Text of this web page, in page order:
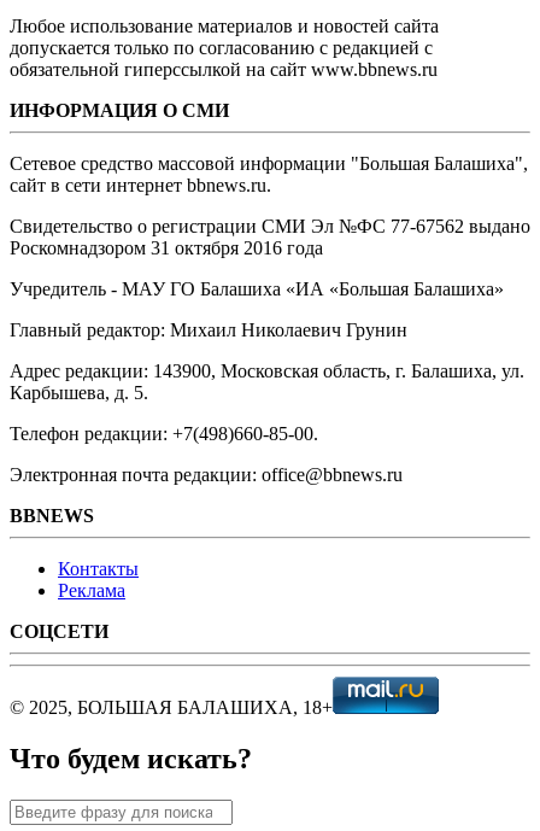
Любое использование материалов и новостей сайта
допускается только по согласованию с редакцией с
обязательной гиперссылкой на сайт www.bbnews.ru
ИНФОРМАЦИЯ О СМИ
Сетевое средство массовой информации "Большая Балашиха",
сайт в сети интернет bbnews.ru.
Свидетельство о регистрации СМИ Эл №ФС ‎77-67562 выдано
Роскомнадзором 31 октября 2016 года
Учредитель - МАУ ГО Балашиха «ИА «Большая Балашиха»
Главный редактор: Михаил Николаевич Грунин
Адрес редакции: 143900, Московская область, г. Балашиха, ул.
Карбышева, д. 5.
Телефон редакции: +7(498)660-85-00.
Электронная почта редакции: office@bbnews.ru
BBNEWS
Контакты
Реклама
СОЦСЕТИ
© 2025, БОЛЬШАЯ БАЛАШИХА, 18+
Что будем искать?